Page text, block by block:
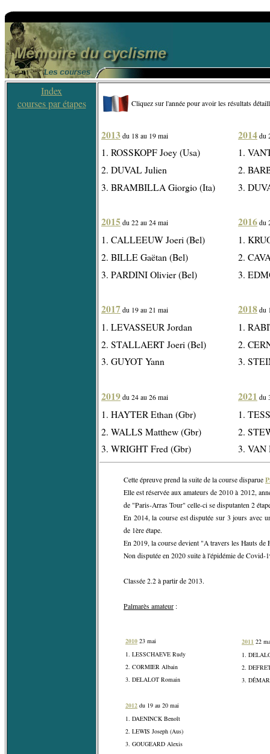
Index
courses par étapes
Cliquez sur l'année pour avoir les résultats
2013 du 18 au 19 mai
1. ROSSKOPF Joey (Usa)
2. DUVAL Julien
3. BRAMBILLA Giorgio (Ita)
2015 du 22 au 24 mai
1. CALLEEUW Joeri (Bel)
2. BILLE Gaëtan (Bel)
3. PARDINI Olivier (Bel)
2017 du 19 au 21 mai
1. LEVASSEUR Jordan
2. STALLAERT Joeri (Bel)
3. GUYOT Yann
2019 du 24 au 26 mai
1. HAYTER Ethan (Gbr)
2. WALLS Matthew (Gbr)
3. WRIGHT Fred (Gbr)
2014 du
1.
2.
3.
2016 du
1.
2.
3.
2018 du
1.
2.
3.
2021 du
1.
2.
3. VAN
Cette épreuve prend la suite de la course disparue
Elle est réservée aux amateurs de 2010 à 2012,
de "Paris-Arras Tour" celle-ci se disputanten 2
En 2014, la course est disputée sur 3 jours avec
de 1ère étape.
En 2019, la course devient "A travers les Hauts de
Non disputée en 2020 suite à l'épidémie de Covid-
Classée 2.2 à partir de 2013.
Palmarès amateur :
2010 23 mai
1. LESSCHAEVE Rudy
2. CORMIER Albain
3. DELALOT Romain
2012 du 19 au 20 mai
1. DAENINCK Benoît
2. LEWIS Joseph (Aus)
3. GOUGEARD Alexis
2011 22
1.
2.
3.